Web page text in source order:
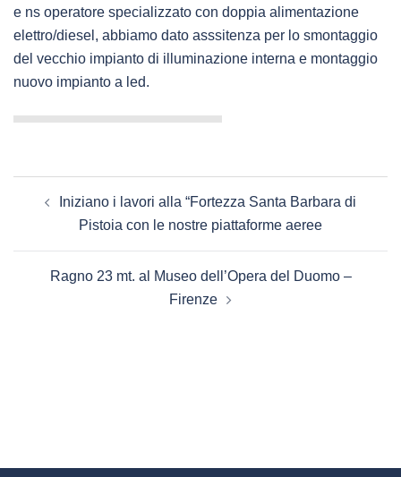
e ns operatore specializzato con doppia alimentazione
elettro/diesel, abbiamo dato asssitenza per lo smontaggio
del vecchio impianto di illuminazione interna e montaggio
nuovo impianto a led.
articoloIniziano i lavori alla “Fortezza Santa Barbara di
Pistoia con le nostre piattaforme aeree
Ragno 23 mt. al Museo dell’Opera del Duomo –
Firenze